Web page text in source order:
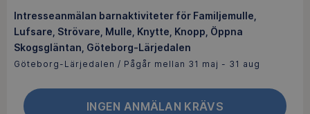
Intresseanmälan barnaktiviteter för Familjemulle,
Lufsare, Strövare, Mulle, Knytte, Knopp, Öppna
Skogsgläntan, Göteborg-Lärjedalen
Göteborg-Lärjedalen / Pågår mellan 31 maj - 31 aug
INGEN ANMÄLAN KRÄVS